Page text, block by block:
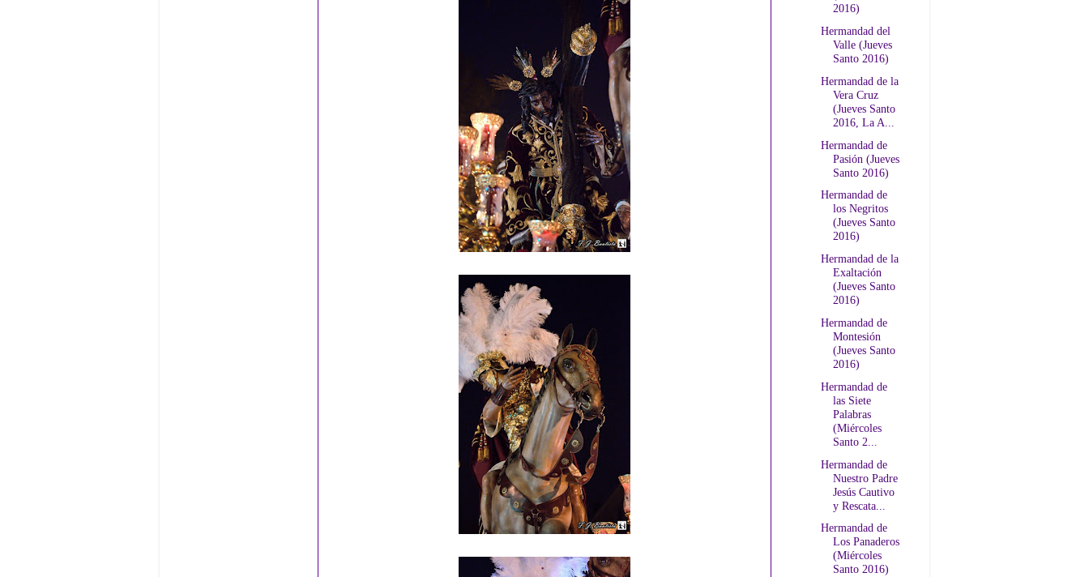
2016)
Hermandad del
Valle (Jueves
Santo 2016)
Hermandad de la
Vera Cruz
(Jueves Santo
2016, La A...
Hermandad de
Pasión (Jueves
Santo 2016)
Hermandad de
los Negritos
(Jueves Santo
2016)
Hermandad de la
Exaltación
(Jueves Santo
2016)
Hermandad de
Montesión
(Jueves Santo
2016)
Hermandad de
las Siete
Palabras
(Miércoles
Santo 2...
Hermandad de
Nuestro Padre
Jesús Cautivo
y Rescata...
Hermandad de
Los Panaderos
(Miércoles
Santo 2016)